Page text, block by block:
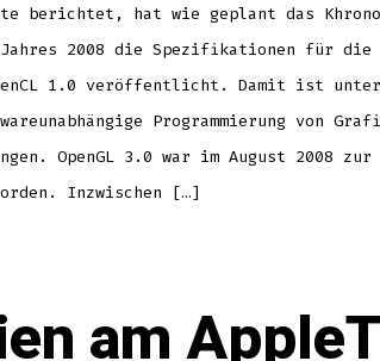
berichtet, hat wie geplant das
Jahres 2008 die Spezifikationen für die
1.0 veröffentlicht. Damit ist unter
Programmierung von
OpenGL 3.0 war im August 2008
Inzwischen […]
am